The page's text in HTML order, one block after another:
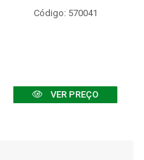
Código: 570041
VER PREÇO